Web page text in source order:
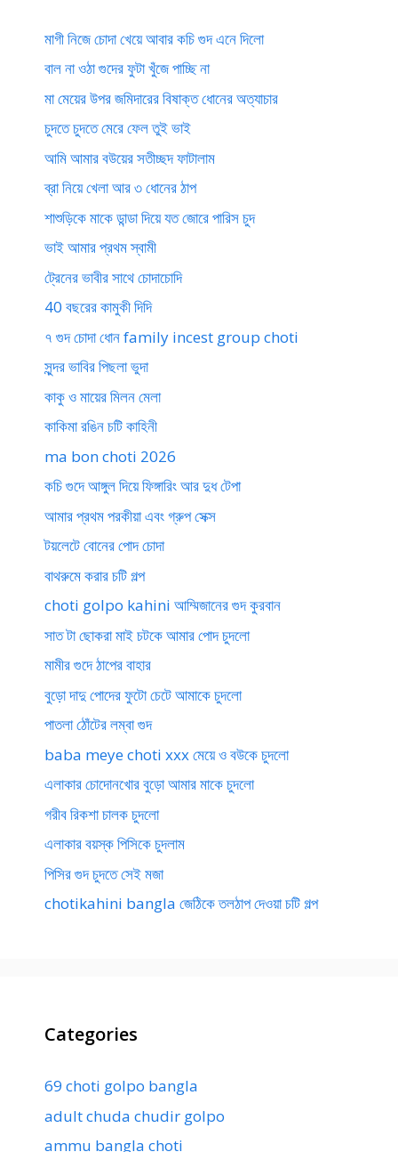
মাগী নিজে চোদা খেয়ে আবার কচি গুদ এনে দিলো
বাল না ওঠা গুদের ফুটা খুঁজে পাচ্ছি না
মা মেয়ের উপর জমিদারের বিষাক্ত ধোনের অত্যাচার
চুদতে চুদতে মেরে ফেল তুই ভাই
আমি আমার বউয়ের সতীচ্ছদ ফাটালাম
ব্রা নিয়ে খেলা আর ৩ ধোনের ঠাপ
শাশুড়িকে মাকে ডান্ডা দিয়ে যত জোরে পারিস চুদ
ভাই আমার প্রথম স্বামী
ট্রেনের ভাবীর সাথে চোদাচোদি
40 বছরের কামুকী দিদি
৭ গুদ চোদা ধোন family incest group choti
সুন্দর ভাবির পিছলা ভুদা
কাকু ও মায়ের মিলন মেলা
কাকিমা রঙিন চটি কাহিনী
ma bon choti 2026
কচি গুদে আঙ্গুল দিয়ে ফিঙ্গারিং আর দুধ টেপা
আমার প্রথম পরকীয়া এবং গ্রুপ সেক্স
টয়লেটে বোনের পোদ চোদা
বাথরুমে করার চটি গল্প
choti golpo kahini আম্মিজানের গুদ কুরবান
সাত টা ছোকরা মাই চটকে আমার পোদ চুদলো
মামীর গুদে ঠাপের বাহার
বুড়ো দাদু পোদের ফুটো চেটে আমাকে চুদলো
পাতলা ঠোঁটের লম্বা গুদ
baba meye choti xxx মেয়ে ও বউকে চুদলো
এলাকার চোদোনখোর বুড়ো আমার মাকে চুদলো
গরীব রিকশা চালক চুদলো
এলাকার বয়স্ক পিসিকে চুদলাম
পিসির গুদ চুদতে সেই মজা
chotikahini bangla জেঠিকে তলঠাপ দেওয়া চটি গল্প
Categories
69 choti golpo bangla
adult chuda chudir golpo
ammu bangla choti